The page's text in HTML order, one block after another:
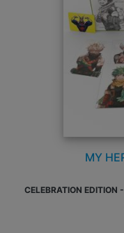
MY